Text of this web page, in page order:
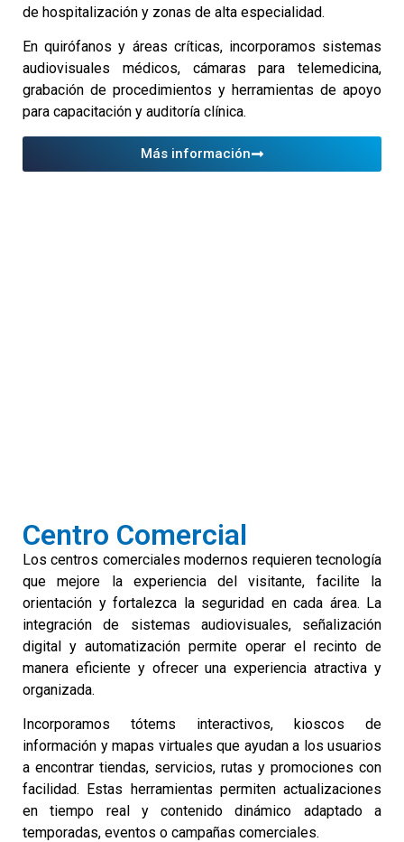
de hospitalización y zonas de alta especialidad.
En quirófanos y áreas críticas, incorporamos sistemas
audiovisuales médicos, cámaras para telemedicina,
grabación de procedimientos y herramientas de apoyo
para capacitación y auditoría clínica.
Más información
Centro Comercial
Los centros comerciales modernos requieren tecnología
que mejore la experiencia del visitante, facilite la
orientación y fortalezca la seguridad en cada área. La
integración de sistemas audiovisuales, señalización
digital y automatización permite operar el recinto de
manera eficiente y ofrecer una experiencia atractiva y
organizada.
Incorporamos tótems interactivos, kioscos de
información y mapas virtuales que ayudan a los usuarios
a encontrar tiendas, servicios, rutas y promociones con
facilidad. Estas herramientas permiten actualizaciones
en tiempo real y contenido dinámico adaptado a
temporadas, eventos o campañas comerciales.